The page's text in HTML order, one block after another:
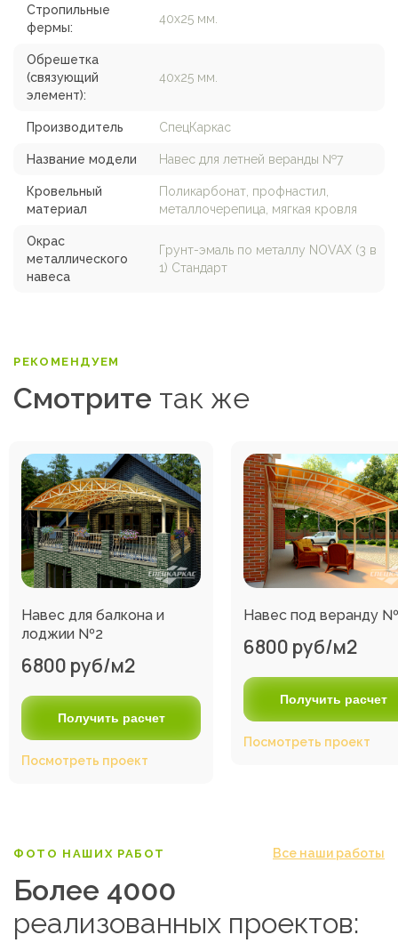
Стропильные
фермы:
40х25 мм.
Обрешетка
(связующий
элемент):
40х25 мм.
Производитель СпецКаркас
Название модели Навес для летней веранды №7
Кровельный
материал
Поликарбонат, профнастил,
металлочерепица, мягкая кровля
Окрас
металлического
навеса
Грунт-эмаль по металлу NOVAX (3 в
1) Стандарт
РЕКОМЕНДУЕМ
Смотрите так же
Навес для балкона и
лоджии №2
6800 руб/м2
Получить расчет
Посмотреть проект
Навес под веранду
6800 руб/м2
Получить расчет
Посмотреть проект
ФОТО НАШИХ РАБОТ Все наши работы
Более 4000
реализованных проектов: